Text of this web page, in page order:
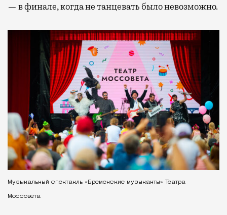
— в финале, когда не танцевать было невозможно.
Музыкальный спектакль «Бременские музыканты» Театра
Моссовета